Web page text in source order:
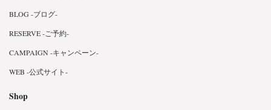
BLOG -ブログ-
RESERVE -ご予約-
CAMPAIGN -キャンペーン-
WEB -公式サイト-
Shop